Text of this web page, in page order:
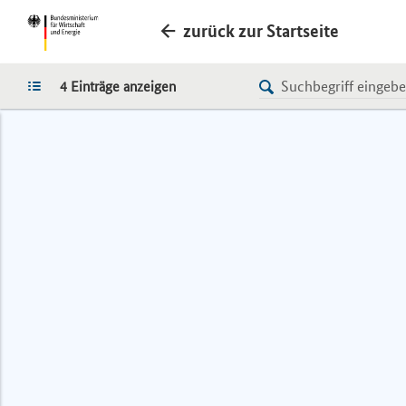
zurück zur Startseite
LISTE
4 Einträge anzeigen